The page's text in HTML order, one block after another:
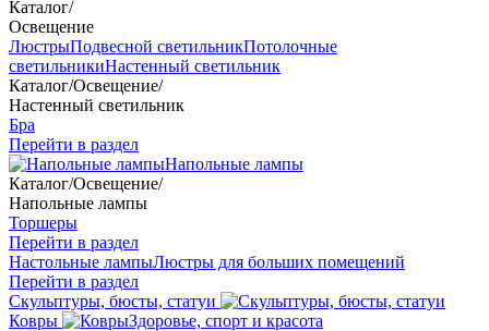
Каталог/
Освещение
ЛюстрыПодвесной светильникПотолочные
светильникиНастенный светильник
Каталог/Освещение/
Настенный светильник
Бра
Перейти в раздел
Напольные лампы
Каталог/Освещение/
Напольные лампы
Торшеры
Перейти в раздел
Настольные лампыЛюстры для больших помещений
Перейти в раздел
Скульптуры, бюсты, статуи
Ковры
Здоровье, спорт и красота